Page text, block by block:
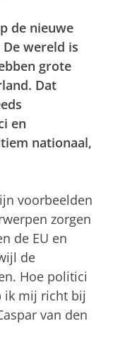
de nieuwe
wereld is
grote
Dat
en
nationaal,
voorbeelden
zorgen
de EU en
de
Hoe politici
ik mij richt bij
van den